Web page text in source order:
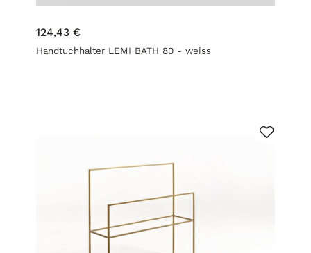
124,43 €
Handtuchhalter LEMI BATH 80 - weiss